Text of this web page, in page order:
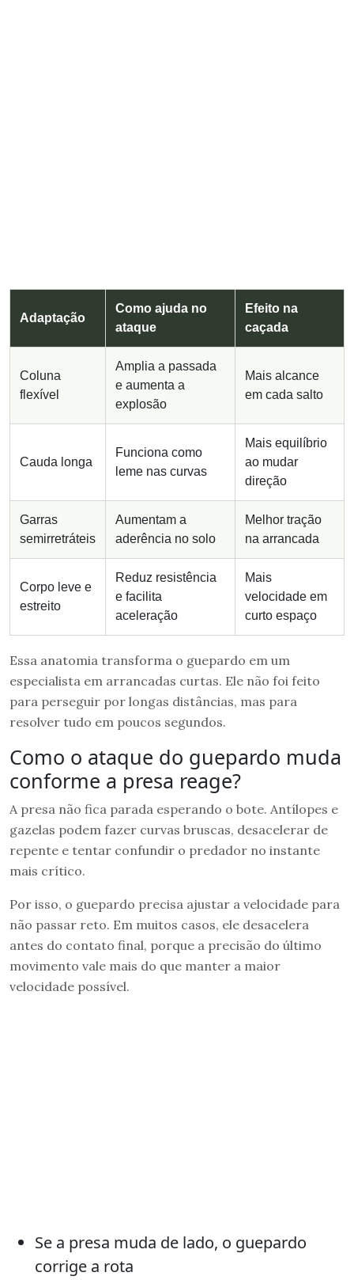
Adaptação
Como ajuda no
ataque
Efeito na
caçada
Coluna
flexível
Amplia a passada
e aumenta a
explosão
Mais alcance
em cada salto
Cauda longa
Funciona como
leme nas curvas
Mais equilíbrio
ao mudar
direção
Garras
semirretráteis
Aumentam a
aderência no solo
Melhor tração
na arrancada
Corpo leve e
estreito
Reduz resistência
e facilita
aceleração
Mais
velocidade em
curto espaço
Essa anatomia transforma o guepardo em um
especialista em arrancadas curtas. Ele não foi feito
para perseguir por longas distâncias, mas para
resolver tudo em poucos segundos.
Como o ataque do guepardo muda
conforme a presa reage?
A presa não fica parada esperando o bote. Antílopes e
gazelas podem fazer curvas bruscas, desacelerar de
repente e tentar confundir o predador no instante
mais crítico.
Por isso, o guepardo precisa ajustar a velocidade para
não passar reto. Em muitos casos, ele desacelera
antes do contato final, porque a precisão do último
movimento vale mais do que manter a maior
velocidade possível.
Se a presa muda de lado, o guepardo
corrige a rota